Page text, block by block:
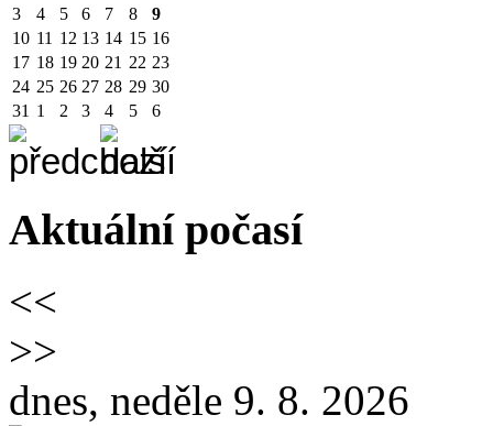
3
4 5 6 7 8
9
10 11 12 13 14 15 16
17 18 19 20 21 22 23
24 25 26 27 28 29 30
31 1 2 3 4 5 6
Aktuální počasí
<<
>>
dnes, neděle 9. 8. 2026